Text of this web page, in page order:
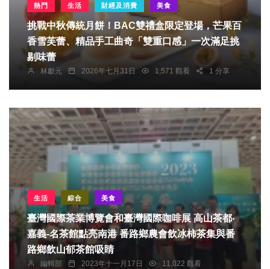
熱門 生活 財經及消費 美食
挑戰中秋傳統月餅！BAC雙禮盒限定登場，芒果百
香雪芙蕾、精品手工曲奇「雙重口感」一次滿足挑
剔味蕾
林獻元 2026年七月31日 1,571 觀看 1 分享
生活 綜合 美食
臺灣國際茶業博覽會和臺灣國際咖啡展 高山茶都‧
嘉義-名茶館點亮南港 番路鄉農會飲冰柿茶集與番
路鄉飲山郁茶館吸睛
編輯部 2023年十一月17日
11,022 觀看